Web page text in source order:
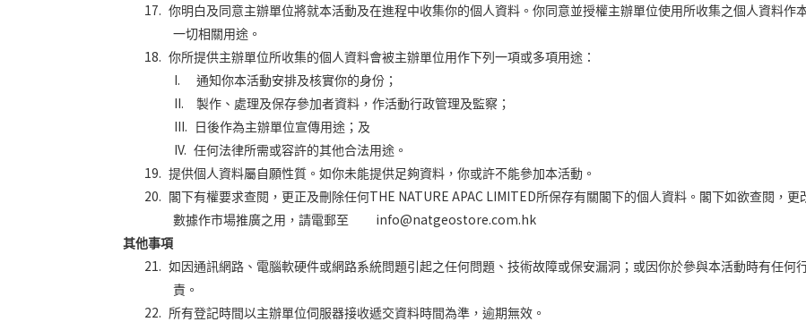
17. 你明白及同意主辦單位將就本活動及在進程中收集你的個人資料。你同意並授權主辦單位使用所收集之個人資料作
一切相關用途。
18. 你所提供主辦單位所收集的個人資料會被主辦單位用作下列一項或多項用途：
I. 通知你本活動安排及核實你的身份；
II. 製作、處理及保存參加者資料，作活動行政管理及監察；
III. 日後作為主辦單位宣傳用途；及
IV. 任何法律所需或容許的其他合法用途。
19. 提供個人資料屬自願性質。如你未能提供足夠資料，你或許不能參加本活動。
20. 閣下有權要求查閱，更正及刪除任何THE NATURE APAC LIMITED所保存有關閣下的個人資料。閣下如欲查閱，
數據作市場推廣之用，請電郵至
info@natgeostore.com.hk
其他事項
21. 如因通訊網路、電腦軟硬件或網路系統問題引起之任何問題、技術故障或保安漏洞；或因你於參與本活動時有任何
責。
22. 所有登記時間以主辦單位伺服器接收遞交資料時間為準，逾期無效。